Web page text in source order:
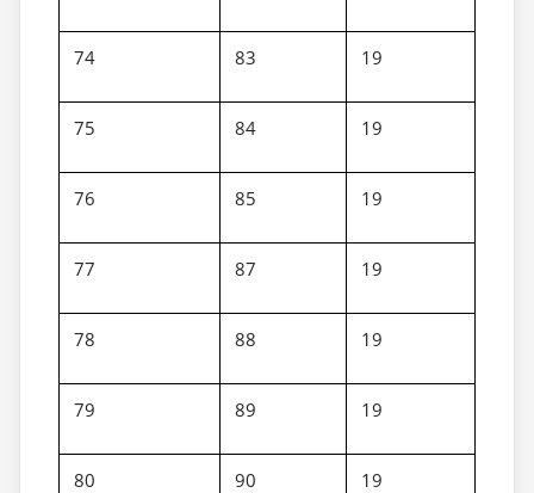
74 83 19
75 84 19
76 85 19
77 87 19
78 88 19
79 89 19
80 90 19